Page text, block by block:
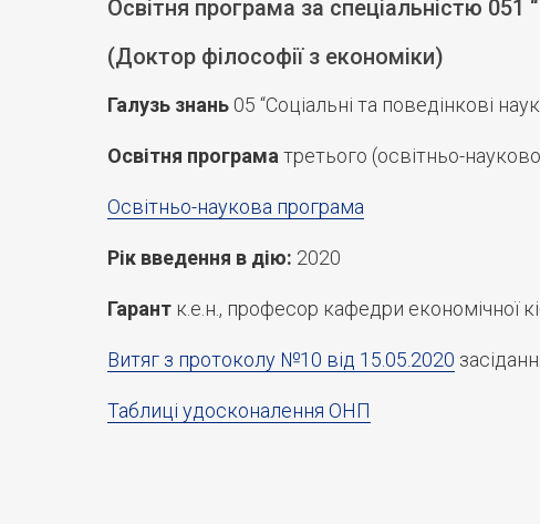
Освітня програма за спеціальністю 051
(Доктор філософії з економіки)
Галузь знань 05 “Соціальні та поведінкові
Освітня програма третього (освітньо-
Освітньо-наукова програма
Рік введення в дію: 2020
Гарант к.е.н., професор кафедри економічної
Витяг з протоколу №10 від 15.05.2020
Таблиці удосконалення ОНП